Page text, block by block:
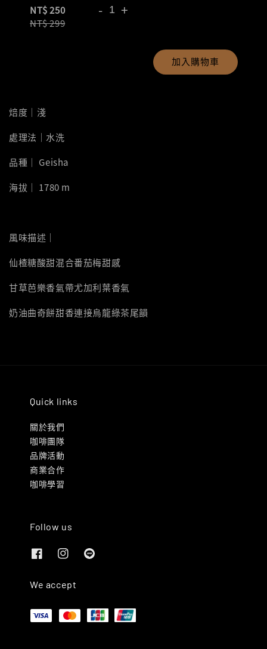
NT$ 250
NT$ 299
- +
加入購物車
焙度｜淺
處理法｜水洗
品種｜ Geisha
海拔｜ 1780 m
風味描述｜
仙楂糖酸甜混合番茄梅甜感
甘草芭樂香氣帶尤加利葉香氣
奶油曲奇餅甜香連接烏龍綠茶尾韻
Quick links
關於我們
咖啡團隊
品牌活動
商業合作
咖啡學習
Follow us
We accept